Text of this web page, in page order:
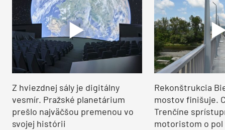
Z hviezdnej sály je digitálny
vesmír. Pražské planetárium
prešlo najväčšou premenou vo
svojej histórii
Rekonštrukcia
mostov finišuje.
Trenčíne
motoristom o pol